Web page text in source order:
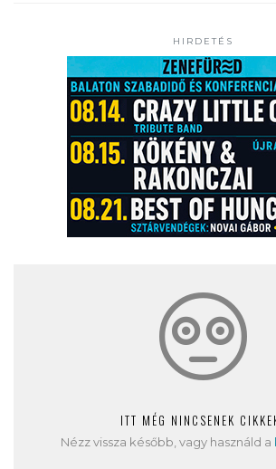
HIRDETÉS
ITT MÉG NINCSENEK
Nézz vissza később, vagy használd a